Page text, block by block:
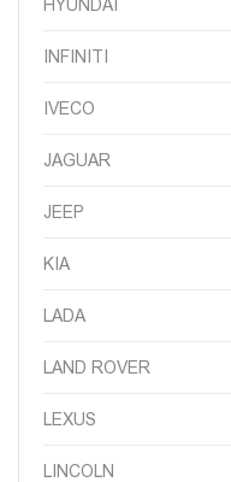
HYUNDAI
INFINITI
IVECO
JAGUAR
JEEP
KIA
LADA
LAND ROVER
LEXUS
LINCOLN